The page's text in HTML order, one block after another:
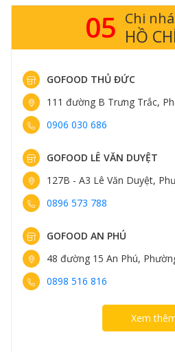
05 Chi
HỒ
GOFOOD THỦ ĐỨC
111 đường B Trưng Trắc,
0906 030 686
GOFOOD LÊ VĂN DUYỆT
127B - A3 Lê Văn Duyệt,
0896 573 788
GOFOOD AN PHÚ
48 đường 15 An Phú,
0898 516 816
Xem